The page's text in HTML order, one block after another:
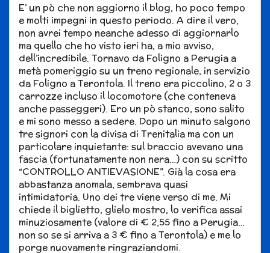
E’ un pò che non aggiorno il blog, ho poco tempo
e molti impegni in questo periodo. A dire il vero,
non avrei tempo neanche adesso di aggiornarlo
ma quello che ho visto ieri ha, a mio avviso,
dell’incredibile. Tornavo da Foligno a Perugia a
metà pomeriggio su un treno regionale, in servizio
da Foligno a Terontola. Il treno era piccolino, 2 o 3
carrozze incluso il locomotore (che conteneva
anche passeggeri). Ero un pò stanco, sono salito
e mi sono messo a sedere. Dopo un minuto salgono
tre signori con la divisa di Trenitalia ma con un
particolare inquietante: sul braccio avevano una
fascia (fortunatamente non nera…) con su scritto
“CONTROLLO ANTIEVASIONE”. Già la cosa era
abbastanza anomala, sembrava quasi
intimidatoria. Uno dei tre viene verso di me. Mi
chiede il biglietto, glielo mostro, lo verifica assai
minuziosamente (valore di € 2,55 fino a Perugia…
non so se si arriva a 3 € fino a Terontola) e me lo
porge nuovamente ringraziandomi.